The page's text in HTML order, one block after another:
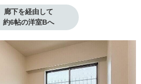
廊下を経由して
約6帖の洋室Bへ